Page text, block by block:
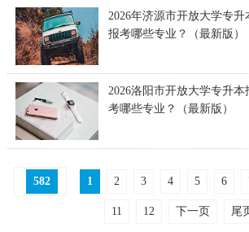
2026年济源市开放大学专
报考哪些专业？（最新版）
2026洛阳市开放大学专升
考哪些专业？（最新版）
582 1 2 3 4 5 6
11 12 下一页 尾